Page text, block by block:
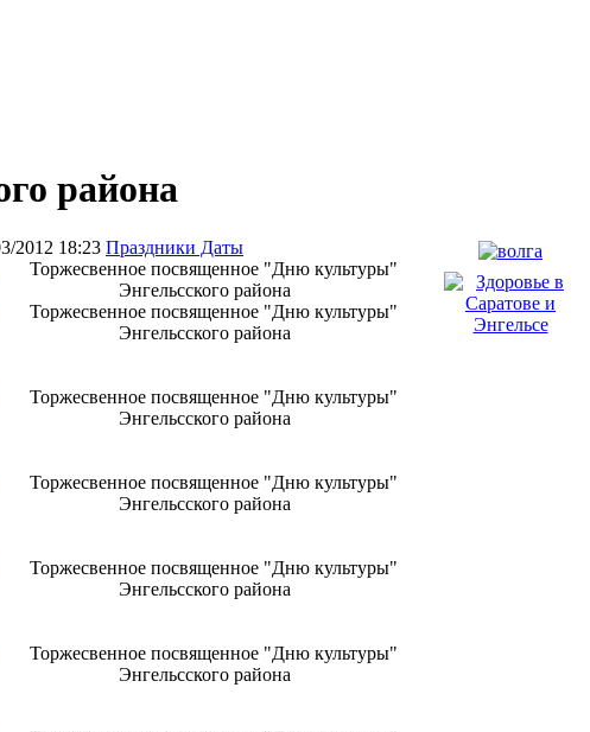
района
2012 18:23 Праздники Даты